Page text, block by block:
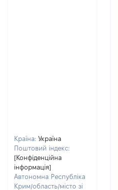
Країна: Україна
Поштовий індекс:
[Конфіденційна
інформація]
Автономна Республіка
Крим/область/місто зі